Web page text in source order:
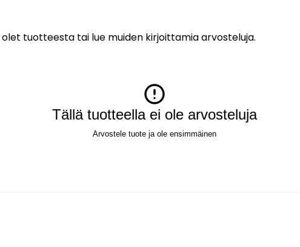
tuotteesta tai lue muiden kirjoittamia arvosteluja.
Tällä tuotteella ei ole arvosteluja
Arvostele tuote ja ole ensimmäinen